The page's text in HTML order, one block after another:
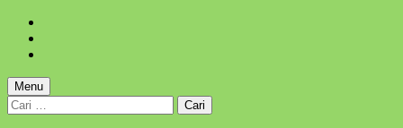
content
footer
Menu
Cari
untuk: